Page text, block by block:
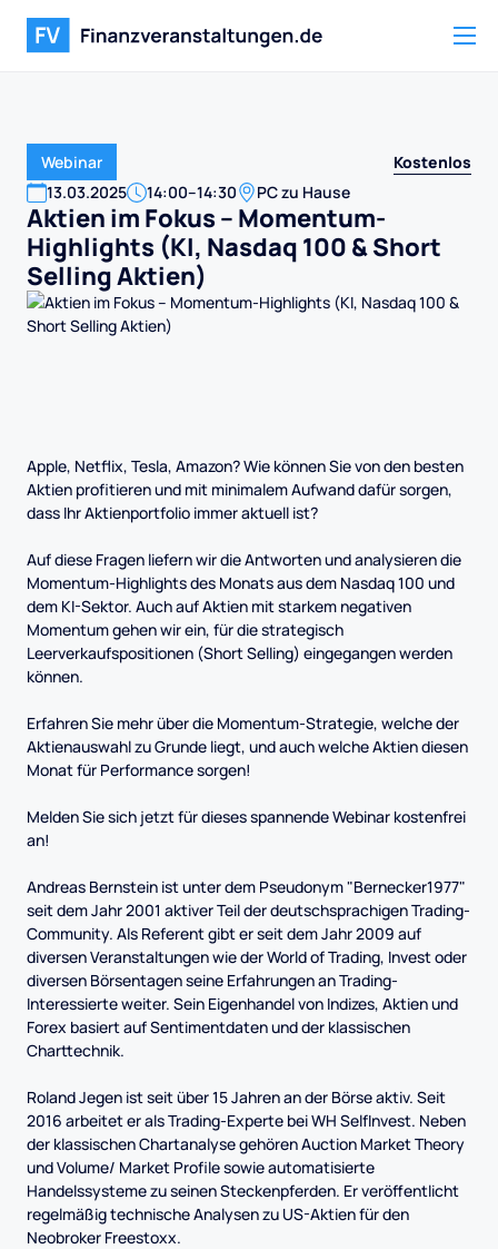
Webinar
Kostenlos
13.03.2025 14:00–14:30 PC zu Hause
Aktien im Fokus – Momentum-
Highlights (KI, Nasdaq 100 & Short
Selling Aktien)
Apple, Netflix, Tesla, Amazon? Wie können Sie von den besten
Aktien profitieren und mit minimalem Aufwand dafür sorgen,
dass Ihr Aktienportfolio immer aktuell ist?
Auf diese Fragen liefern wir die Antworten und analysieren die
Momentum-Highlights des Monats aus dem Nasdaq 100 und
dem KI-Sektor. Auch auf Aktien mit starkem negativen
Momentum gehen wir ein, für die strategisch
Leerverkaufspositionen (Short Selling) eingegangen werden
können.
Erfahren Sie mehr über die Momentum-Strategie, welche der
Aktienauswahl zu Grunde liegt, und auch welche Aktien diesen
Monat für Performance sorgen!
Melden Sie sich jetzt für dieses spannende Webinar kostenfrei
an!
Andreas Bernstein ist unter dem Pseudonym "Bernecker1977"
seit dem Jahr 2001 aktiver Teil der deutschsprachigen Trading-
Community. Als Referent gibt er seit dem Jahr 2009 auf
diversen Veranstaltungen wie der World of Trading, Invest oder
diversen Börsentagen seine Erfahrungen an Trading-
Interessierte weiter. Sein Eigenhandel von Indizes, Aktien und
Forex basiert auf Sentimentdaten und der klassischen
Charttechnik.
Roland Jegen ist seit über 15 Jahren an der Börse aktiv. Seit
2016 arbeitet er als Trading-Experte bei WH SelfInvest. Neben
der klassischen Chartanalyse gehören Auction Market Theory
und Volume/ Market Profile sowie automatisierte
Handelssysteme zu seinen Steckenpferden. Er veröffentlicht
regelmäßig technische Analysen zu US-Aktien für den
Neobroker Freestoxx.